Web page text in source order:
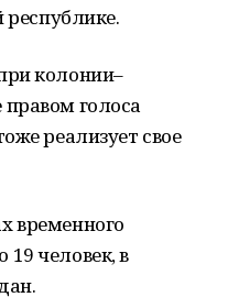
республике.
колонии–
голоса
реализует свое
временного
19 человек, в